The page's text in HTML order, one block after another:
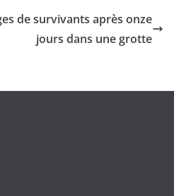
de survivants après onze
jours dans une grotte